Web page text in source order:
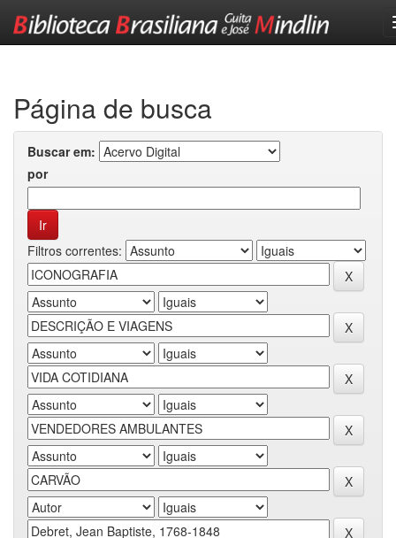
Página de busca
Buscar em:
por
Filtros correntes: